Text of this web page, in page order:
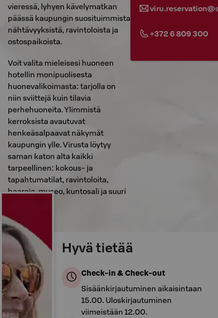
vieressä, lyhyen kävelymatkan
päässä kaupungin suosituimmista
nähtävyyksistä, ravintoloista ja
ostospaikoista.
Voit valita mieleisesi huoneen
hotellin monipuolisesta
huonevalikoimasta: tarjolla on
niin sviittejä kuin tilavia
perhehuoneita. Ylimmistä
kerroksista avautuvat
henkeäsalpaavat näkymät
kaupungin ylle. Virusta löytyy
saman katon alta kaikki
tarpeellinen: kokous- ja
tapahtumatilat, ravintoloita,
baareja, museo, kuntosali ja suuri
+372 6 809 300
Hyvä tietää
Check-in & Check-out
Sisäänkirjautuminen aikaisintaan
15.00. Uloskirjautuminen
viimeistään 12.00.